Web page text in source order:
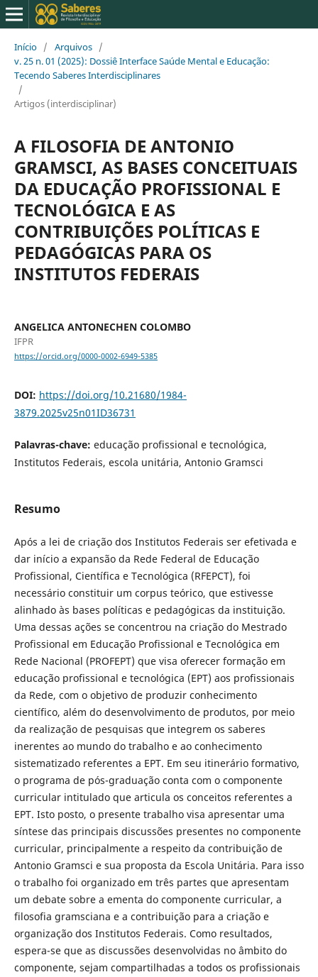
Início / Arquivos /
v. 25 n. 01 (2025): Dossiê Interface Saúde Mental e Educação:
Tecendo Saberes Interdisciplinares
/
Artigos (interdisciplinar)
A FILOSOFIA DE ANTONIO
GRAMSCI, AS BASES CONCEITUAIS
DA EDUCAÇÃO PROFISSIONAL E
TECNOLÓGICA E AS
CONTRIBUIÇÕES POLÍTICAS E
PEDAGÓGICAS PARA OS
INSTITUTOS FEDERAIS
ANGELICA ANTONECHEN COLOMBO
IFPR
https://orcid.org/0000-0002-6949-5385
DOI: https://doi.org/10.21680/1984-
3879.2025v25n01ID36731
Palavras-chave: educação profissional e tecnológica,
Institutos Federais, escola unitária, Antonio Gramsci
Resumo
Após a lei de criação dos Institutos Federais ser efetivada e
dar início a expansão da Rede Federal de Educação
Profissional, Científica e Tecnológica (RFEPCT), foi
necessário constituir um corpus teórico, que estivesse
alinhado às bases políticas e pedagógicas da instituição.
Uma dessas ações se concentrou na criação do Mestrado
Profissional em Educação Profissional e Tecnológica em
Rede Nacional (PROFEPT) que visa oferecer formação em
educação profissional e tecnológica (EPT) aos profissionais
da Rede, com o objetivo de produzir conhecimento
científico, além do desenvolvimento de produtos, por meio
da realização de pesquisas que integrem os saberes
inerentes ao mundo do trabalho e ao conhecimento
sistematizado referentes a EPT. Em seu itinerário formativo,
o programa de pós-graduação conta com o componente
curricular intitulado que articula os conceitos referentes a
EPT. Isto posto, o presente trabalho visa apresentar uma
síntese das principais discussões presentes no componente
curricular, principalmente a respeito da contribuição de
Antonio Gramsci e sua proposta da Escola Unitária. Para isso
o trabalho foi organizado em três partes que apresentam
um debate sobre a ementa do componente curricular, a
filosofia gramsciana e a contribuição para a criação e
organização dos Institutos Federais. Como resultados,
espera-se que as discussões desenvolvidas no âmbito do
componente, sejam compartilhadas a todos os profissionais